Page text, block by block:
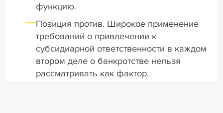
функцию.
Позиция против. Широкое применение
требований о привлечении к
субсидиарной ответственности в каждом
втором деле о банкротстве нельзя
рассматривать как фактор,